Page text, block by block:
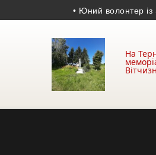
• Юний волонтер із
На